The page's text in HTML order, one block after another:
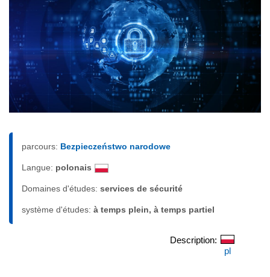
parcours: Bezpieczeństwo narodowe
Langue: polonais
Domaines d'études: services de sécurité
système d'études: à temps plein, à temps partiel
Description:
pl